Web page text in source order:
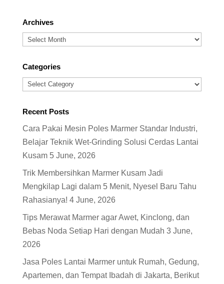
Archives
Archives
Categories
Categories
Recent Posts
Cara Pakai Mesin Poles Marmer Standar Industri,
Belajar Teknik Wet-Grinding Solusi Cerdas Lantai
Kusam 5 June, 2026
Trik Membersihkan Marmer Kusam Jadi
Mengkilap Lagi dalam 5 Menit, Nyesel Baru Tahu
Rahasianya! 4 June, 2026
Tips Merawat Marmer agar Awet, Kinclong, dan
Bebas Noda Setiap Hari dengan Mudah 3 June,
2026
Jasa Poles Lantai Marmer untuk Rumah, Gedung,
Apartemen, dan Tempat Ibadah di Jakarta, Berikut